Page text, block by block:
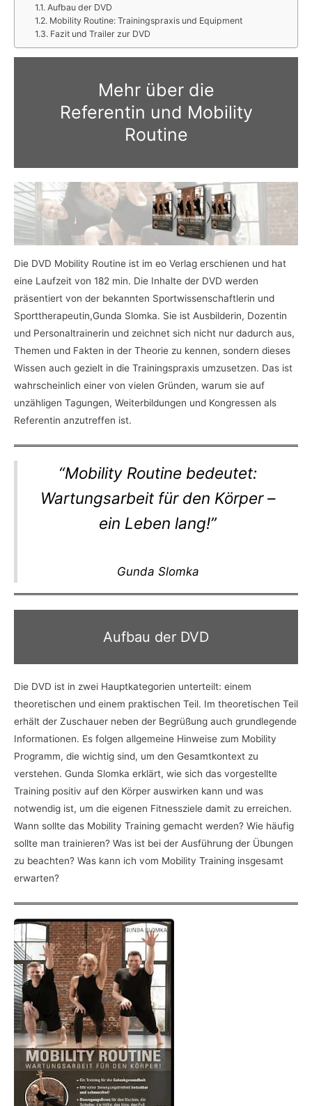
Aufbau der DVD
Mobility Routine: Trainingspraxis und Equipment
Fazit und Trailer zur DVD
Mehr über die
Referentin und Mobility
Routine
Die DVD Mobility Routine ist im eo Verlag erschienen und hat
eine Laufzeit von 182 min. Die Inhalte der DVD werden
präsentiert von der bekannten Sportwissenschaftlerin und
Sporttherapeutin,Gunda Slomka. Sie ist Ausbilderin, Dozentin
und Personaltrainerin und zeichnet sich nicht nur dadurch aus,
Themen und Fakten in der Theorie zu kennen, sondern dieses
Wissen auch gezielt in die Trainingspraxis umzusetzen. Das ist
wahrscheinlich einer von vielen Gründen, warum sie auf
unzähligen Tagungen, Weiterbildungen und Kongressen als
Referentin anzutreffen ist.
“Mobility Routine bedeutet:
Wartungsarbeit für den Körper –
ein Leben lang!”
Gunda Slomka
Aufbau der DVD
Die DVD ist in zwei Hauptkategorien unterteilt: einem
theoretischen und einem praktischen Teil. Im theoretischen Teil
erhält der Zuschauer neben der Begrüßung auch grundlegende
Informationen. Es folgen allgemeine Hinweise zum Mobility
Programm, die wichtig sind, um den Gesamtkontext zu
verstehen. Gunda Slomka erklärt, wie sich das vorgestellte
Training positiv auf den Körper auswirken kann und was
notwendig ist, um die eigenen Fitnessziele damit zu erreichen.
Wann sollte das Mobility Training gemacht werden? Wie häufig
sollte man trainieren? Was ist bei der Ausführung der Übungen
zu beachten? Was kann ich vom Mobility Training insgesamt
erwarten?